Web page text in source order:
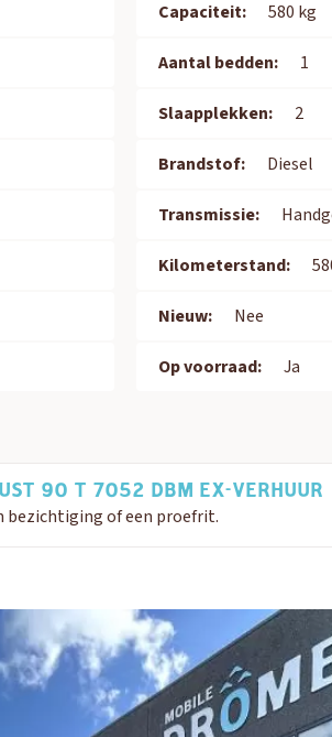
Capaciteit: 580 kg
Aantal bedden: 1
Slaapplekken: 2
Brandstof: Diesel
Transmissie:
Kilometerstand:
Nieuw: Nee
Op voorraad: Ja
90 T 7052 DBM EX-VERHUUR
bezichtiging of een proefrit.